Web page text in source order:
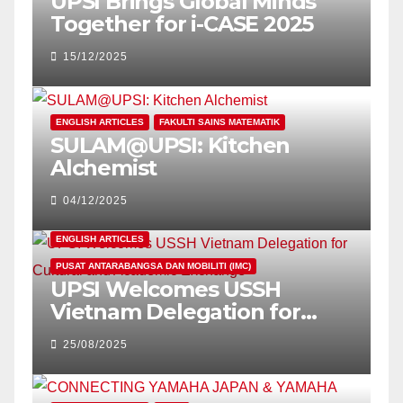
Together for i-CASE 2025
15/12/2025
ENGLISH ARTICLES FAKULTI SAINS MATEMATIK
SULAM@UPSI: Kitchen
Alchemist
04/12/2025
ENGLISH ARTICLES
PUSAT ANTARABANGSA DAN MOBILITI (IMC)
UPSI Welcomes USSH
Vietnam Delegation for
Cultural and Academic
Exchange
25/08/2025